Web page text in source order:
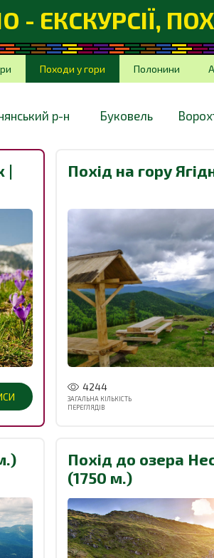
- ЕКСКУРСІЇ,
Походи у гори Полонини
р-н Буковель
|
Похід на гору
4244
ЗАГАЛЬНА КІЛЬКІСТЬ
ПЕРЕГЛЯДІВ
Похід до озера
(1750 м.)